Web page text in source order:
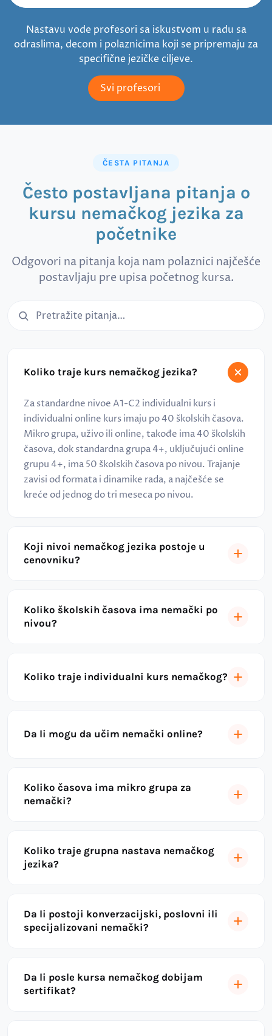
Nastavu vode profesori sa iskustvom u radu sa
odraslima, decom i polaznicima koji se pripremaju za
specifične jezičke ciljeve.
Svi profesori
ČESTA PITANJA
Često postavljana pitanja o
kursu nemačkog jezika za
početnike
Odgovori na pitanja koja nam polaznici najčešće
postavljaju pre upisa početnog kursa.
Koliko traje kurs nemačkog jezika?
Za standardne nivoe A1-C2 individualni kurs i
individualni online kurs imaju po 40 školskih časova.
Mikro grupa, uživo ili online, takođe ima 40 školskih
časova, dok standardna grupa 4+, uključujući online
grupu 4+, ima 50 školskih časova po nivou. Trajanje
zavisi od formata i dinamike rada, a najčešće se
kreće od jednog do tri meseca po nivou.
Koji nivoi nemačkog jezika postoje u
cenovniku?
Koliko školskih časova ima nemački po
nivou?
Koliko traje individualni kurs nemačkog?
Da li mogu da učim nemački online?
Koliko časova ima mikro grupa za
nemački?
Koliko traje grupna nastava nemačkog
jezika?
Da li postoji konverzacijski, poslovni ili
specijalizovani nemački?
Da li posle kursa nemačkog dobijam
sertifikat?